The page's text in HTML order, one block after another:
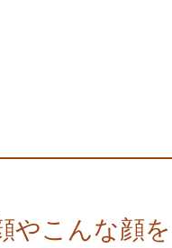
やこんな顔